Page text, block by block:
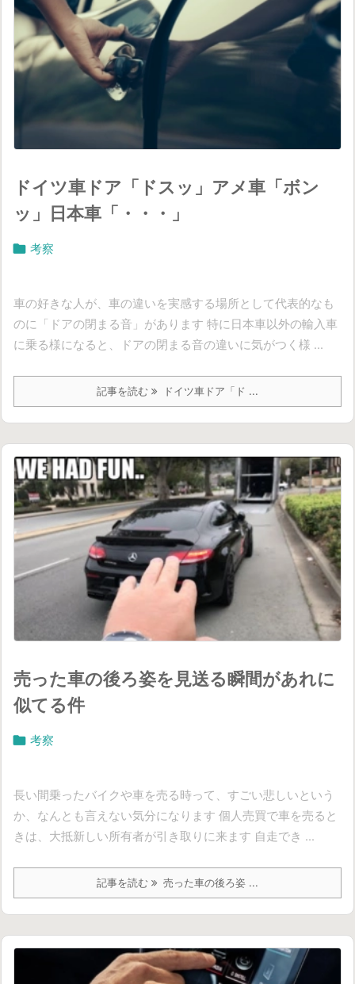
ドイツ車ドア「ドスッ」アメ車「ボン
ッ」日本車「・・・」
 考察
車の好きな人が、車の違いを実感する場所として代表的なも
のに「ドアの閉まる音」があります 特に日本車以外の輸入車
に乗る様になると、ドアの閉まる音の違いに気がつく様 ...
記事を読む ドイツ車ドア「ド ...
売った車の後ろ姿を見送る瞬間があれに
似てる件
 考察
長い間乗ったバイクや車を売る時って、すごい悲しいという
か、なんとも言えない気分になります 個人売買で車を売ると
きは、大抵新しい所有者が引き取りに来ます 自走でき ...
記事を読む 売った車の後ろ姿 ...